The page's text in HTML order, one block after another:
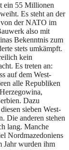
ein 55 Millionen
Es steht an der
von der NATO im
also mit
Bekenntnis zum
stets umkämpft.
kein
Es treten an:
auf dem West-
alle Republiken
Dazu
sieben West-
Die anderen stehen
lang. Manche
Nordmazedoniens
Jahr wurden ihm